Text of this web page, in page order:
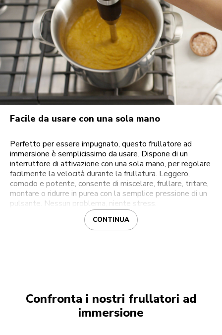
Facile da usare con una sola mano
Perfetto per essere impugnato, questo frullatore ad
immersione è semplicissimo da usare. Dispone di un
interruttore di attivazione con una sola mano, per regolare
facilmente la velocità durante la frullatura. Leggero,
comodo e potente, consente di miscelare, frullare, tritare,
montare o ridurre in purea con la semplice pressione di un
pulsante. Nessun problema, niente stress.
CONTINUA
Confronta i nostri frullatori ad
immersione